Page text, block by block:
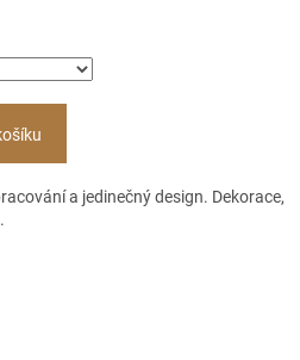
a jedinečný design. Dekorace,